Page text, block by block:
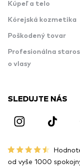
Kúpeľ a telo
Kórejská kozmetika
Poškodený tovar
Profesionálna
o vlasy
SLEDUJTE NÁS
od vyše 1000